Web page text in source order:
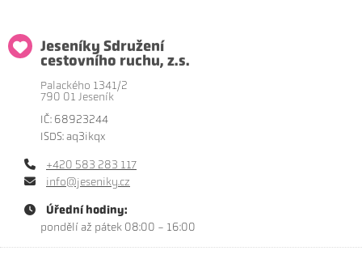
Jeseníky Sdružení
cestovního ruchu, z.s.
Palackého 1341/2
790 01 Jeseník
IČ: 68923244
ISDS: aq3ikqx
+420 583 283 117
info@jeseniky.cz
Úřední hodiny:
pondělí až pátek 08:00 - 16:00